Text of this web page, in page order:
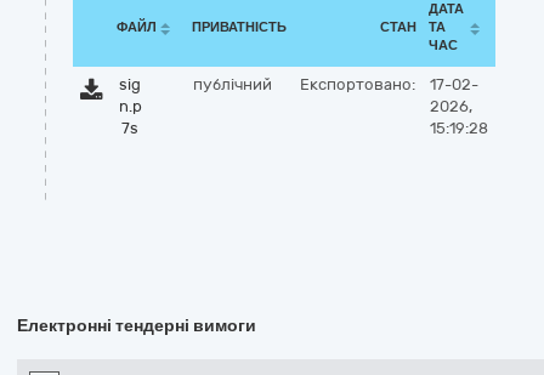
ФАЙЛ ПРИВАТНІСТЬ СТАН
ДАТА
ТА
ЧАС
sig
n.p
7s
публічний Експортовано:
17-02-
2026,
15:19:28
Електронні тендерні вимоги